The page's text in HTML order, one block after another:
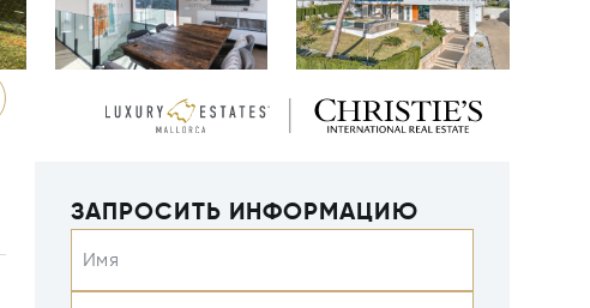
ЗАПРОСИТЬ ИНФОРМАЦИЮ
Имя